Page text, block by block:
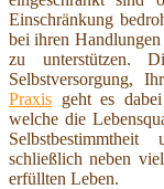
Einschränkung
bei ihren
zu unterstützen.
Selbstversorgung,
Praxis geht es
welche die
schließlich neben
erfüllten Leben.